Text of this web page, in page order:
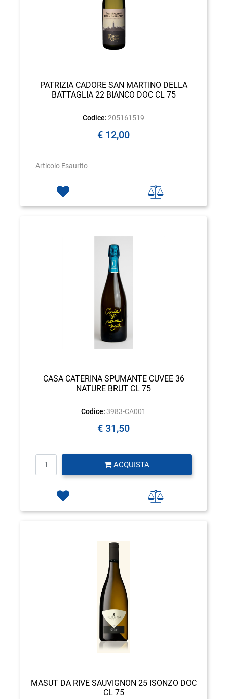
PATRIZIA CADORE SAN MARTINO DELLA
BATTAGLIA 22 BIANCO DOC CL 75
Codice: 205161519
€ 12,00
Articolo Esaurito
CASA CATERINA SPUMANTE CUVEE 36
NATURE BRUT CL 75
Codice: 3983-CA001
€ 31,50
ACQUISTA
MASUT DA RIVE SAUVIGNON 25 ISONZO DOC
CL 75